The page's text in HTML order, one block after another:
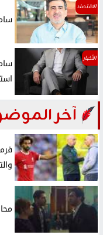
الاقتصاد
الأخبار
آخر
محارب